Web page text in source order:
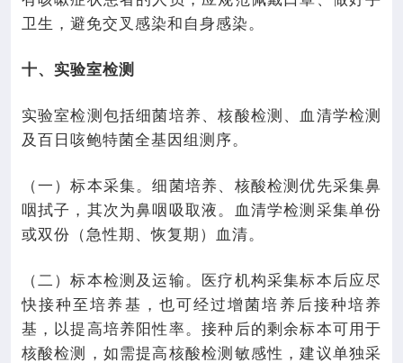
卫生，避免交叉感染和自身感染。
十、实验室检测
实验室检测包括细菌培养、核酸检测、血清学检测
及百日咳鲍特菌全基因组测序。
（一）标本采集。细菌培养、核酸检测优先采集鼻
咽拭子，其次为鼻咽吸取液。血清学检测采集单份
或双份（急性期、恢复期）血清。
（二）标本检测及运输。医疗机构采集标本后应尽
快接种至培养基，也可经过增菌培养后接种培养
基，以提高培养阳性率。接种后的剩余标本可用于
核酸检测，如需提高核酸检测敏感性，建议单独采